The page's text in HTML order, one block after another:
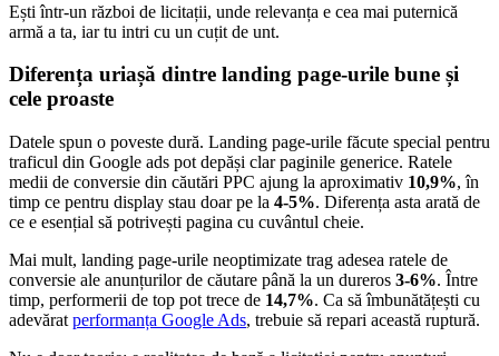
Ești într-un război de licitații, unde relevanța e cea mai puternică
armă a ta, iar tu intri cu un cuțit de unt.
Diferența uriașă dintre landing page-urile bune și
cele proaste
Datele spun o poveste dură. Landing page-urile făcute special pentru
traficul din Google ads pot depăși clar paginile generice. Ratele
medii de conversie din căutări PPC ajung la aproximativ 10,9%, în
timp ce pentru display stau doar pe la 4-5%. Diferența asta arată de
ce e esențial să potrivești pagina cu cuvântul cheie.
Mai mult, landing page-urile neoptimizate trag adesea ratele de
conversie ale anunțurilor de căutare până la un dureros 3-6%. Între
timp, performerii de top pot trece de 14,7%. Ca să îmbunătățești cu
adevărat performanța Google Ads, trebuie să repari această ruptură.